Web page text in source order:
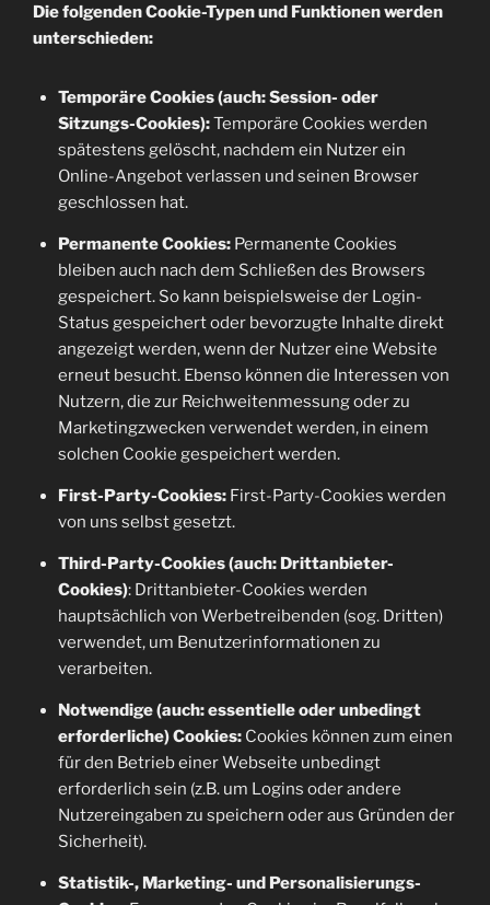
Die folgenden Cookie-Typen und Funktionen werden
unterschieden:
Temporäre Cookies (auch: Session- oder
Sitzungs-Cookies):Temporäre Cookies werden
spätestens gelöscht, nachdem ein Nutzer ein
Online-Angebot verlassen und seinen Browser
geschlossen hat.
Permanente Cookies:Permanente Cookies
bleiben auch nach dem Schließen des Browsers
gespeichert. So kann beispielsweise der Login-
Status gespeichert oder bevorzugte Inhalte direkt
angezeigt werden, wenn der Nutzer eine Website
erneut besucht. Ebenso können die Interessen von
Nutzern, die zur Reichweitenmessung oder zu
Marketingzwecken verwendet werden, in einem
solchen Cookie gespeichert werden.
First-Party-Cookies:First-Party-Cookies werden
von uns selbst gesetzt.
Third-Party-Cookies (auch: Drittanbieter-
Cookies): Drittanbieter-Cookies werden
hauptsächlich von Werbetreibenden (sog. Dritten)
verwendet, um Benutzerinformationen zu
verarbeiten.
Notwendige (auch: essentielle oder unbedingt
erforderliche) Cookies:Cookies können zum einen
für den Betrieb einer Webseite unbedingt
erforderlich sein (z.B. um Logins oder andere
Nutzereingaben zu speichern oder aus Gründen der
Sicherheit).
Statistik-, Marketing- und Personalisierungs-